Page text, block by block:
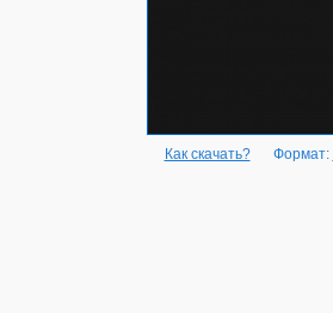
Как скачать? Формат: